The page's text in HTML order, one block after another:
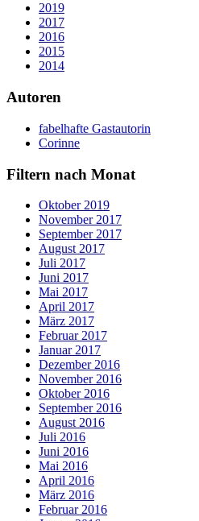
2019
2017
2016
2015
2014
Autoren
fabelhafte Gastautorin
Corinne
Filtern nach Monat
Oktober 2019
November 2017
September 2017
August 2017
Juli 2017
Juni 2017
Mai 2017
April 2017
März 2017
Februar 2017
Januar 2017
Dezember 2016
November 2016
Oktober 2016
September 2016
August 2016
Juli 2016
Juni 2016
Mai 2016
April 2016
März 2016
Februar 2016